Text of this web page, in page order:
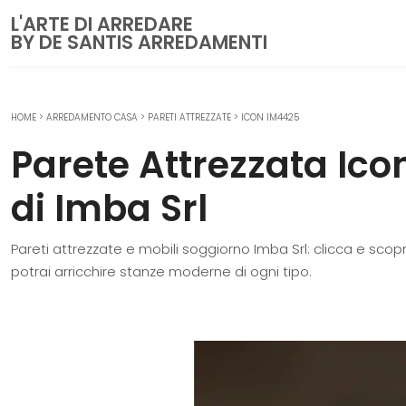
L'ARTE DI ARREDARE
BY DE SANTIS ARREDAMENTI
CUCINE
Cucine Moderne
Cucine Classiche
Cucine su misura
ZONA GIORNO
HOME > ARREDAMENTO CASA > PARETI ATTREZZATE > ICON IM4425
Parete Attrezzata
di Imba Srl
Pareti attrezzate e mobili soggiorno Imba Srl: clicca e
potrai arricchire stanze moderne di ogni tipo.